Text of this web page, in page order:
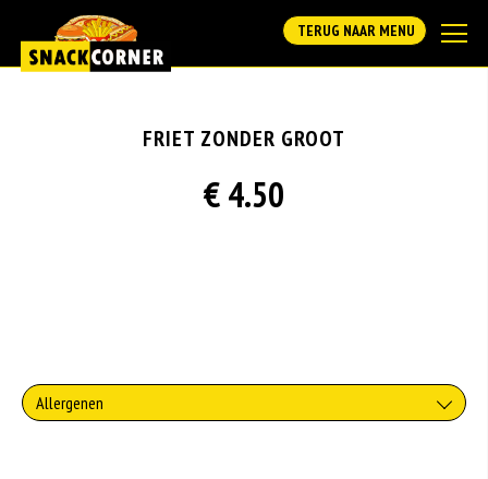
TERUG NAAR MENU
FRIET ZONDER GROOT
€ 4.50
Allergenen